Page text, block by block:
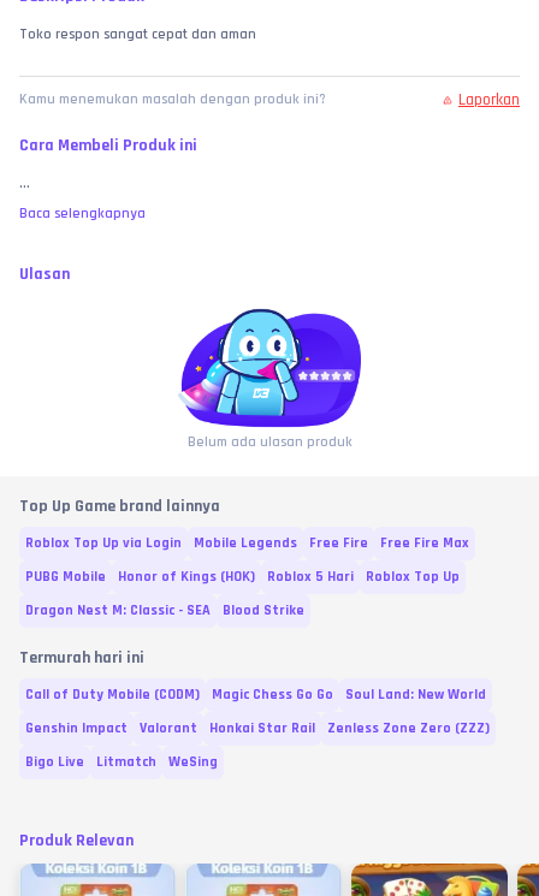
Toko respon sangat cepat dan aman
Kamu menemukan masalah dengan produk ini? Laporkan
Cara Membeli Produk ini
...
Baca selengkapnya
Ulasan
Belum ada ulasan produk
Top Up Game brand lainnya
Roblox Top Up via Login Mobile Legends Free Fire
Free Fire Max
PUBG Mobile
Honor of Kings (HOK) Roblox 5 Hari
Roblox Top Up
Dragon Nest M: Classic - SEA
Blood Strike
Termurah hari ini
Call of Duty Mobile (CODM) Magic Chess Go Go
Soul Land: New World
Genshin Impact
Valorant Honkai Star Rail
Zenless Zone Zero (ZZZ)
Bigo Live
Litmatch WeSing
Produk Relevan